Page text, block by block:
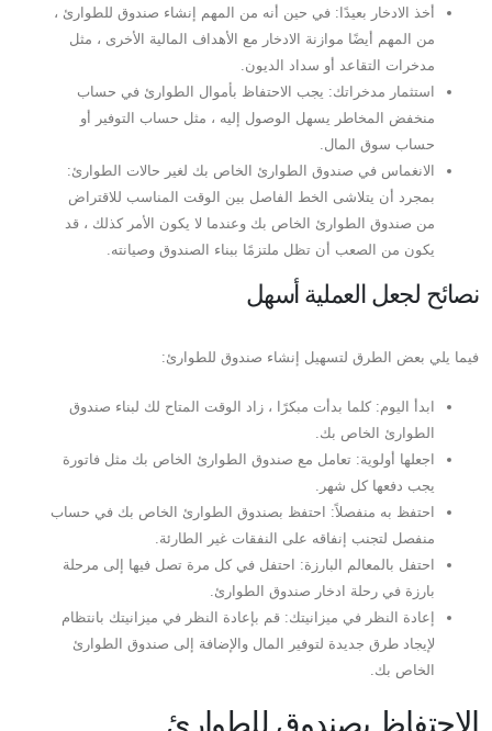
أخذ الادخار بعيدًا: في حين أنه من المهم إنشاء صندوق للطوارئ ،
من المهم أيضًا موازنة الادخار مع الأهداف المالية الأخرى ، مثل
مدخرات التقاعد أو سداد الديون.
استثمار مدخراتك: يجب الاحتفاظ بأموال الطوارئ في حساب
منخفض المخاطر يسهل الوصول إليه ، مثل حساب التوفير أو
حساب سوق المال.
الانغماس في صندوق الطوارئ الخاص بك لغير حالات الطوارئ:
بمجرد أن يتلاشى الخط الفاصل بين الوقت المناسب للاقتراض
من صندوق الطوارئ الخاص بك وعندما لا يكون الأمر كذلك ، قد
يكون من الصعب أن تظل ملتزمًا ببناء الصندوق وصيانته.
نصائح لجعل العملية أسهل
فيما يلي بعض الطرق لتسهيل إنشاء صندوق للطوارئ:
ابدأ اليوم: كلما بدأت مبكرًا ، زاد الوقت المتاح لك لبناء صندوق
الطوارئ الخاص بك.
اجعلها أولوية: تعامل مع صندوق الطوارئ الخاص بك مثل فاتورة
يجب دفعها كل شهر.
احتفظ به منفصلاً: احتفظ بصندوق الطوارئ الخاص بك في حساب
منفصل لتجنب إنفاقه على النفقات غير الطارئة.
احتفل بالمعالم البارزة: احتفل في كل مرة تصل فيها إلى مرحلة
بارزة في رحلة ادخار صندوق الطوارئ.
إعادة النظر في ميزانيتك: قم بإعادة النظر في ميزانيتك بانتظام
لإيجاد طرق جديدة لتوفير المال والإضافة إلى صندوق الطوارئ
الخاص بك.
الاحتفاظ بصندوق للطوارئ